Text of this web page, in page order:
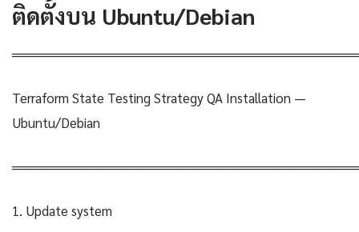
ติดตั้งบน Ubuntu/Debian
Terraform State Testing Strategy QA Installation —
Ubuntu/Debian
1. Update system